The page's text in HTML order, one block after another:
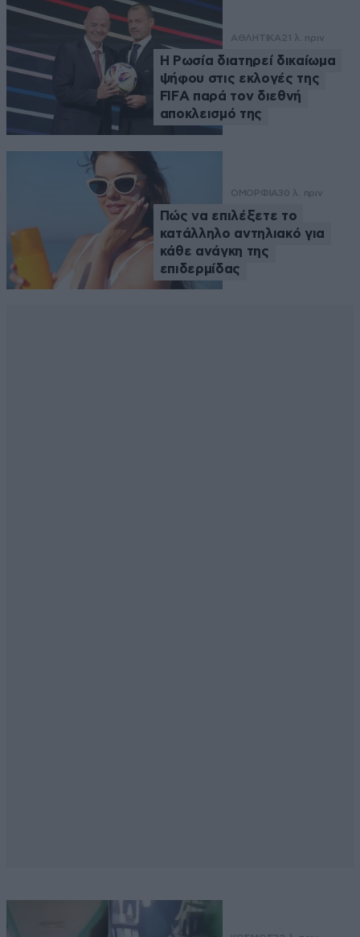
ΑΘΛΗΤΙΚΑ21 λ. πριν
Η Ρωσία διατηρεί δικαίωμα
ψήφου στις εκλογές της
FIFA παρά τον διεθνή
αποκλεισμό της
ΟΜΟΡΦΙΑ30 λ. πριν
Πώς να επιλέξετε το
κατάλληλο αντηλιακό για
κάθε ανάγκη της
επιδερμίδας